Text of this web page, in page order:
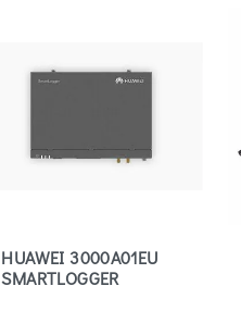
HUAWEI 3000A01EU
SMARTLOGGER